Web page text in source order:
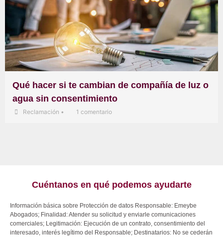
Qué hacer si te cambian de compañía de luz o
agua sin consentimiento
Reclamación • 1 comentario
Cuéntanos en qué podemos ayudarte
Información básica sobre Protección de datos Responsable: Emeybe
Abogados; Finalidad: Atender su solicitud y enviarle comunicaciones
comerciales; Legitimación: Ejecución de un contrato, consentimiento del
interesado, interés legítimo del Responsable; Destinatarios: No se cederán